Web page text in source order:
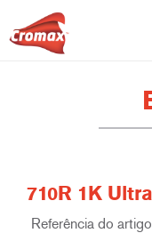
710R 1K
Referência do artigo